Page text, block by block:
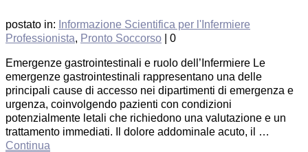
postato in: Informazione Scientifica per l'Infermiere
Professionista, Pronto Soccorso 0
Emergenze gastrointestinali e ruolo dell’Infermiere Le
emergenze gastrointestinali rappresentano una delle
principali cause di accesso nei dipartimenti di emergenza e
urgenza, coinvolgendo pazienti con condizioni
potenzialmente letali che richiedono una valutazione e un
trattamento immediati. Il dolore addominale acuto, il …
Continua